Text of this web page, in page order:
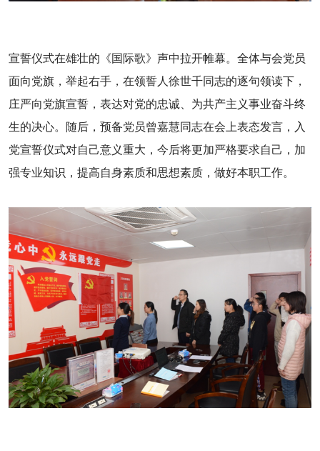
宣誓仪式在雄壮的《国际歌》声中拉开帷幕。全体与会党员
面向党旗，举起右手，在领誓人徐世千同志的逐句领读下，
庄严向党旗宣誓，表达对党的忠诚、为共产主义事业奋斗终
生的决心。随后，预备党员曾嘉慧同志在会上表态发言，入
党宣誓仪式对自己意义重大，今后将更加严格要求自己，加
强专业知识，提高自身素质和思想素质，做好本职工作。